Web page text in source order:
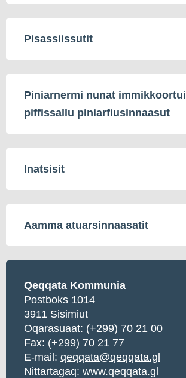
Pisassiissutit
Piniarnermi nunat immikkoortui
piffissallu piniarfiusinnaasut
Inatsisit
Aamma atuarsinnaasatit
Qeqqata Kommunia
Postboks 1014
3911 Sisimiut
Oqarasuaat: (+299) 70 21 00
Fax: (+299) 70 21 77
E-mail: qeqqata@qeqqata.gl
Nittartagaq: www.qeqqata.gl